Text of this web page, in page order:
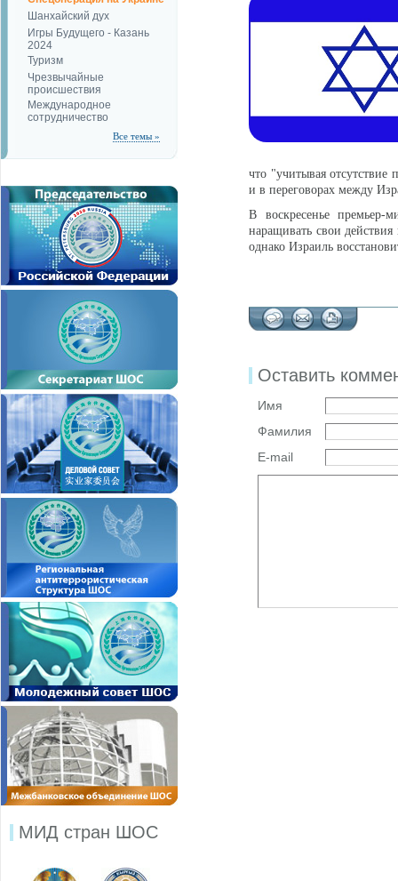
Шанхайский дух
Игры Будущего - Казань
2024
Туризм
Чрезвычайные
происшествия
Международное
сотрудничество
Все темы »
МИД стран ШОС
что "учитывая
и в переговорах между
В воскресенье премьер-
наращивать свои
однако Израиль
Оставить
Имя
Фамилия
E-mail